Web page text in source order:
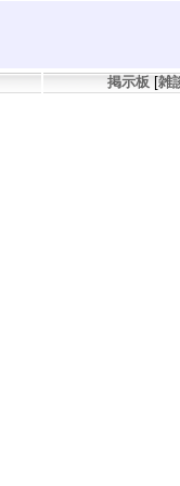
掲示板 [雑